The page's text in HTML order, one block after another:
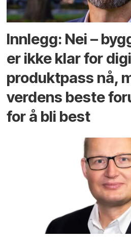
Innlegg: Nei –
er ikke klar for
produktpass nå,
verdens beste
for å bli best